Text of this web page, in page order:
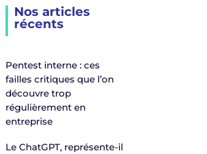
Nos articles
récents
Pentest interne : ces
failles critiques que l’on
découvre trop
régulièrement en
entreprise
Le ChatGPT, représente-il